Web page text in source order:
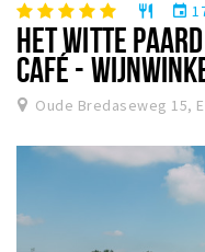
restaurant event
HET WITTE
CAFÉ -
Oude Bredaseweg 15,